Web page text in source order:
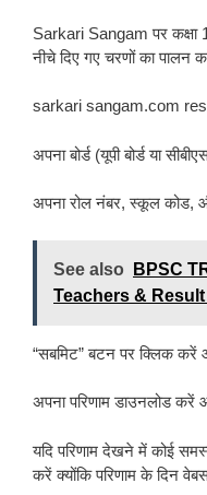
Sarkari Sangam पर कक्षा
नीचे दिए गए चरणों का पालन
sarkari sangam.com
अपना बोर्ड (यूपी बोर्ड या
अपना रोल नंबर, स्कूल कोड,
See also
BPSC
Teachers &
“सबमिट” बटन पर क्लिक करें
अपना परिणाम डाउनलोड
यदि परिणाम देखने में कोई
करें क्योंकि परिणाम के दिन